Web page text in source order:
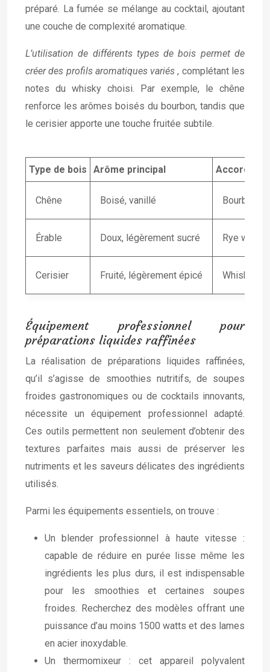
préparé. La fumée se mélange au cocktail, ajoutant
une couche de complexité aromatique.
L’utilisation de différents types de bois permet de
créer des profils aromatiques variés, complétant les
notes du whisky choisi. Par exemple, le chêne
renforce les arômes boisés du bourbon, tandis que
le cerisier apporte une touche fruitée subtile.
Type de bois Arôme principal Accord
Chêne Boisé, vanillé Bourbon,
Érable Doux, légèrement sucré Rye
Cerisier Fruité, légèrement épicé Whisky
Équipement professionnel pour
préparations liquides raffinées
La réalisation de préparations liquides raffinées,
qu’il s’agisse de smoothies nutritifs, de soupes
froides gastronomiques ou de cocktails innovants,
nécessite un équipement professionnel adapté.
Ces outils permettent non seulement d’obtenir des
textures parfaites mais aussi de préserver les
nutriments et les saveurs délicates des ingrédients
utilisés.
Parmi les équipements essentiels, on trouve :
Un blender professionnel à haute vitesse :
capable de réduire en purée lisse même les
ingrédients les plus durs, il est indispensable
pour les smoothies et certaines soupes
froides. Recherchez des modèles offrant une
puissance d’au moins 1500 watts et des lames
en acier inoxydable.
Un thermomixeur : cet appareil polyvalent